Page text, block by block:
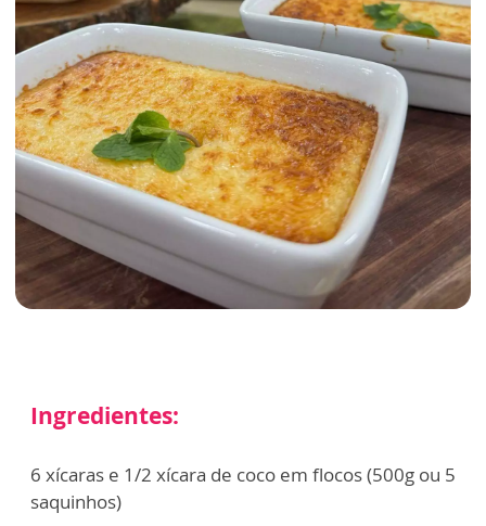
Ingredientes:
6 xícaras e 1/2 xícara de coco em flocos (500g ou 5
saquinhos)